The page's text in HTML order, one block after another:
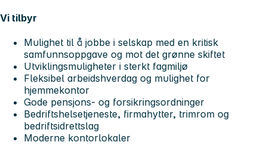
Vi tilbyr
Mulighet til å jobbe i selskap med en kritisk
samfunnsoppgave og mot det grønne skiftet
Utviklingsmuligheter i sterkt fagmiljø
Fleksibel arbeidshverdag og mulighet for
hjemmekontor
Gode pensjons- og forsikringsordninger
Bedriftshelsetjeneste, firmahytter, trimrom og
bedriftsidrettslag
Moderne kontorlokaler